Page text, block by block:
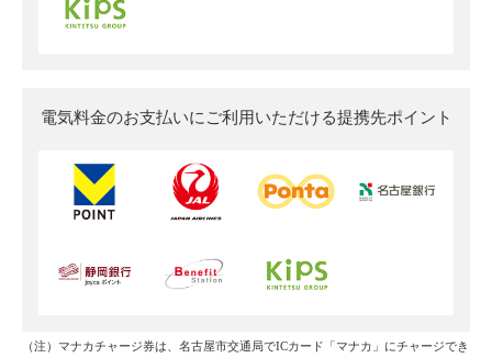
電気料金のお支払いにご利用いただける提携先ポイント
（注）マナカチャージ券は、名古屋市交通局でICカード「マナカ」にチャージでき